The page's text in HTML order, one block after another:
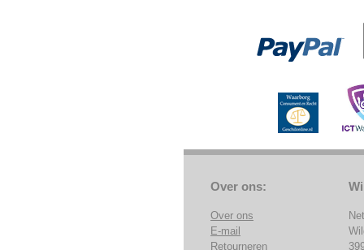
Over ons:
Over ons
E-mail
Retourneren